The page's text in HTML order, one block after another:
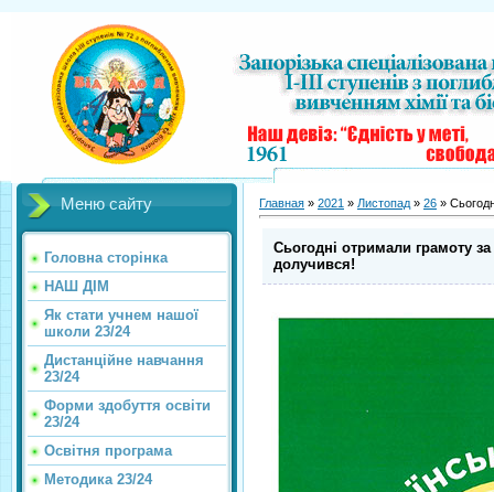
Меню сайту
Головна сторінка
НАШ ДІМ
Як стати учнем нашої
школи 23/24
Дистанційне навчання
23/24
Форми здобуття освіти
23/24
Освітня програма
Методика 23/24
Главная » 2021 » Листопад » 26 »
Сьогодні отримали грамоту
долучився!